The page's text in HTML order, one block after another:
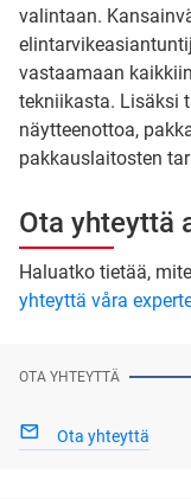
valintaan.
vastaamaan
tekniikasta. Lisäksi
näytteenottoa,
pakkauslaitosten
Ota yhteyttä
Haluatko tietää,
yhteyttä våra
OTA YHTEYTTÄ
Ota yhteyttä